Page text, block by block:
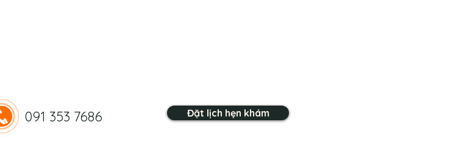
091 353 7686 Đặt lịch hẹn khám